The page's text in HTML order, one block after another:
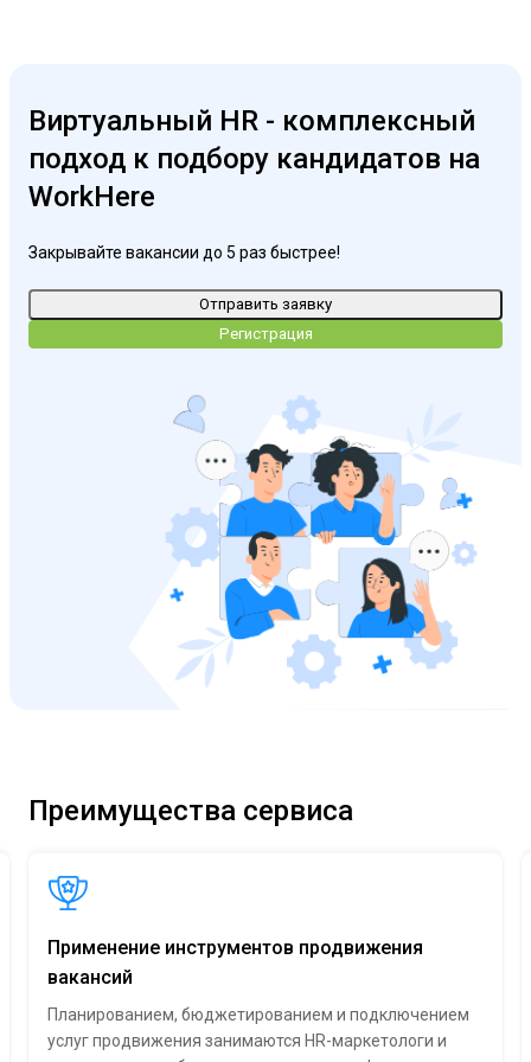
Виртуальный HR - комплексный
подход к подбору кандидатов на
WorkHere
Закрывайте вакансии до 5 раз быстрее!
Отправить заявку
Регистрация
Преимущества сервиса
Применение инструментов продвижения
вакансий
Планированием, бюджетированием и подключением
услуг продвижения занимаются HR-маркетологи и